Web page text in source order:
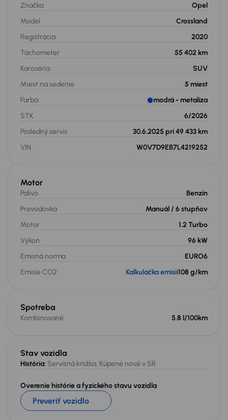
Značka
Opel
Model
Crossland
Registrácia
2020
Tachometer
55 402 km
Karoséria
SUV
Miest na sedenie
5 miest
Farba
modrá - metalíza
STK
6/2026
Posledný servis
30.6.2025 pri 49 433 km
VIN
W0V7D9EB7L4219252
Stav vozidla
História: Servisná knižka, Kúpené nové v SR
Overenie histórie a fyzického stavu vozidla
Preveriť vozidlo
Motor
Palivo
Benzín
Prevodovka
Manuál / 6 stupňov
Motor
1.2 Turbo
Výkon
96 kW
Emisná norma
EURO6
Emisie CO2
Kalkulačka emisií108 g/km
Spotreba
Kombinované 5.8 l/100km